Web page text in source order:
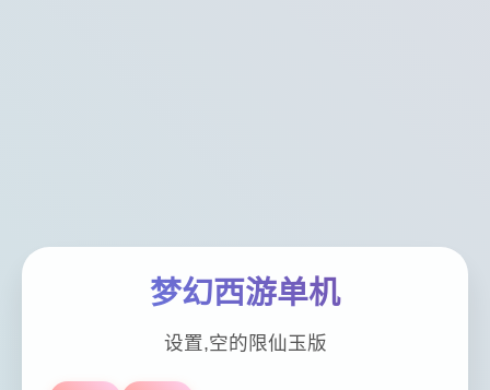
梦幻西游单机
设置,空的限仙玉版